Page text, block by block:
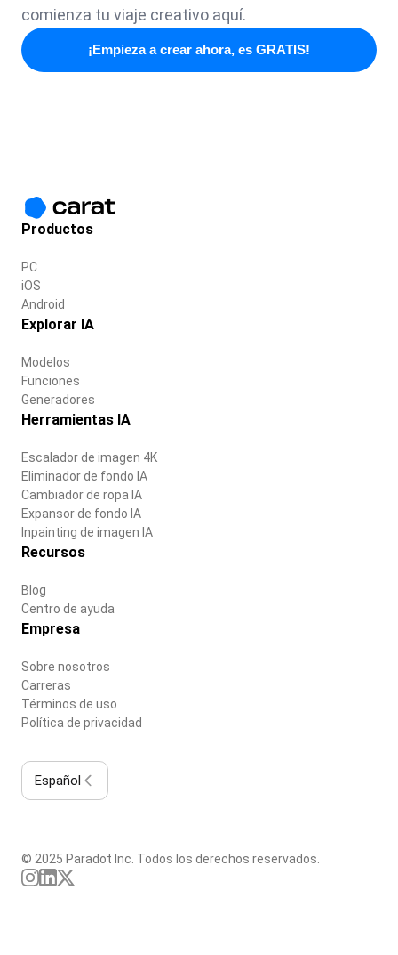
comienza tu viaje creativo aquí.
¡Empieza a crear ahora, es GRATIS!
Productos
PC
iOS
Android
Explorar IA
Modelos
Funciones
Generadores
Herramientas IA
Escalador de imagen 4K
Eliminador de fondo IA
Cambiador de ropa IA
Expansor de fondo IA
Inpainting de imagen IA
Recursos
Blog
Centro de ayuda
Empresa
Sobre nosotros
Carreras
Términos de uso
Política de privacidad
Español
© 2025 Paradot Inc. Todos los derechos reservados.